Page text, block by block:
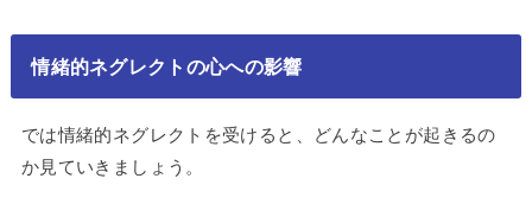
情緒的ネグレクトの心への影響
では情緒的ネグレクトを受けると、どんなことが起きるの
か見ていきましょう。